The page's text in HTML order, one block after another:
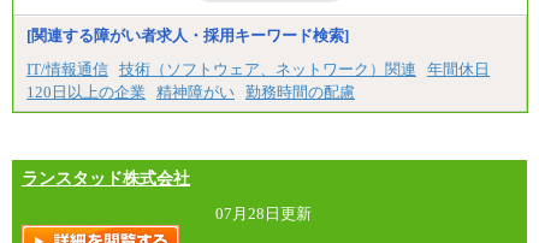
※試用期間中の給与に変更はありません。
ます。
[関連する障がい者求人・採用キーワード検索]
IT/情報通信 技術（ソフトウェア、ネットワーク）関連
年間休日
120日以上の企業
精神障がい 勤務時間の配慮
ランスタッド株式会社
07月28日更新